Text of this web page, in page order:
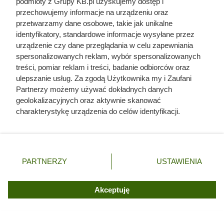
zniszczyć przewód kominowy [LISTA]
Pellet podrożał o 13% w miesiąc. Tak źle w środku
lata jeszcze nie było
To ostatni moment aby kupić tani ekogroszek.
Najtańsze oferty szybko znikają ze składów
Kupił piec na pellet w dobrej cenie. Dopiero
Polacy ruszyli po węgiel w środku lata. Na
dostawę czekają nawet miesiąc
przechowujemy informacje na urządzeniu oraz
przetwarzamy dane osobowe, takie jak unikalne
identyfikatory, standardowe informacje wysyłane przez
urządzenie czy dane przeglądania w celu zapewniania
spersonalizowanych reklam, wybór spersonalizowanych
treści, pomiar reklam i treści, badanie odbiorców oraz
ulepszanie usług. Za zgodą Użytkownika my i Zaufani
Partnerzy możemy używać dokładnych danych
geolokalizacyjnych oraz aktywnie skanować
charakterystykę urządzenia do celów identyfikacji.
zmienić/wycofać klikając przycisk ustawień prywatności
znajdujący się w lewym dolnym rogu strony. Niektóre
użytkownika, ale masz prawo sprzeciwić się takiemu
przetwarzaniu. Preferencje będą miały zastosowania tylko
PARTNERZY USTAWIENIA
Akceptuję